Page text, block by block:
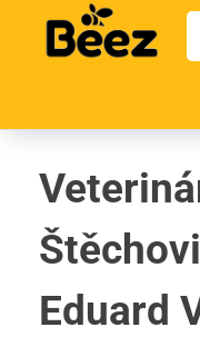
content
Eduard